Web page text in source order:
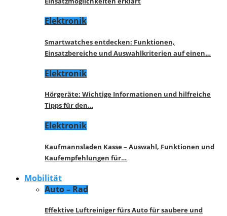
Elektronik
Smartwatches entdecken: Funktionen,
Einsatzbereiche und Auswahlkriterien auf einen…
Elektronik
Hörgeräte: Wichtige Informationen und hilfreiche
Tipps für den…
Elektronik
Kaufmannsladen Kasse – Auswahl, Funktionen und
Kaufempfehlungen für…
Mobilität
Auto – Rad
Effektive Luftreiniger fürs Auto für saubere und